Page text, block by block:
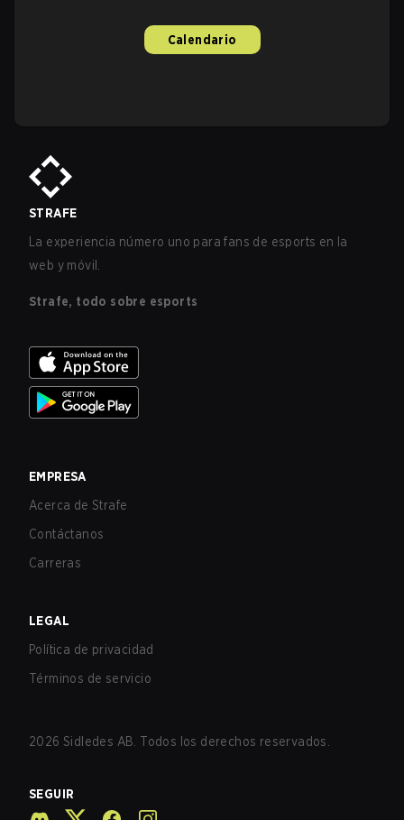
Calendario
STRAFE
La experiencia número uno para fans de esports en la
web y móvil.
Strafe, todo sobre esports
EMPRESA
Acerca de Strafe
Contáctanos
Carreras
LEGAL
Política de privacidad
Términos de servicio
2026 Sidledes AB. Todos los derechos reservados.
SEGUIR